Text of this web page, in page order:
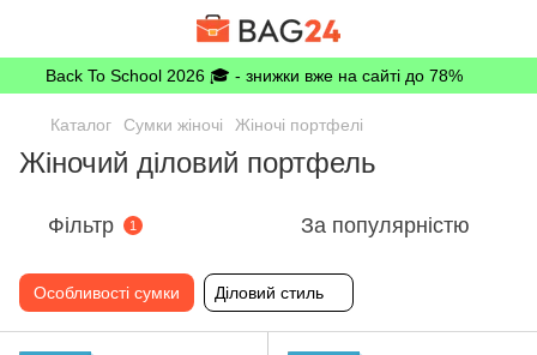
Back To School 2026 🎓 - знижки вже на сайті до 78%
Каталог Сумки жіночі Жіночі портфелі
Жіночий діловий портфель
Фільтр 1 За популярністю
Особливості сумки Діловий стиль